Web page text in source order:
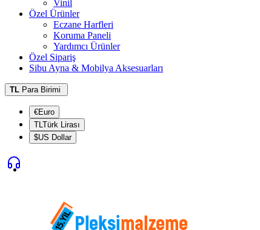
Vinil
Özel Ürünler
Eczane Harfleri
Koruma Paneli
Yardımcı Ürünler
Özel Sipariş
Sibu Ayna & Mobilya Aksesuarları
TL Para Birimi
€Euro
TLTürk Lirası
$US Dollar